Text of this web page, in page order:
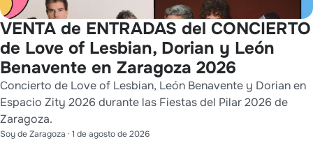
VENTA de ENTRADAS del CONCIERTO
de Love of Lesbian, Dorian y León
Benavente en Zaragoza 2026
Concierto de Love of Lesbian, León Benavente y Dorian en
Espacio Zity 2026 durante las Fiestas del Pilar 2026 de
Zaragoza.
Soy de Zaragoza · 1 de agosto de 2026